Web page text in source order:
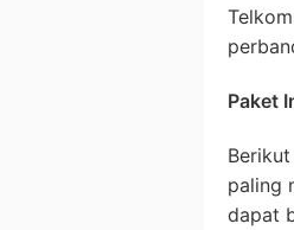
Paket
paling
dapat